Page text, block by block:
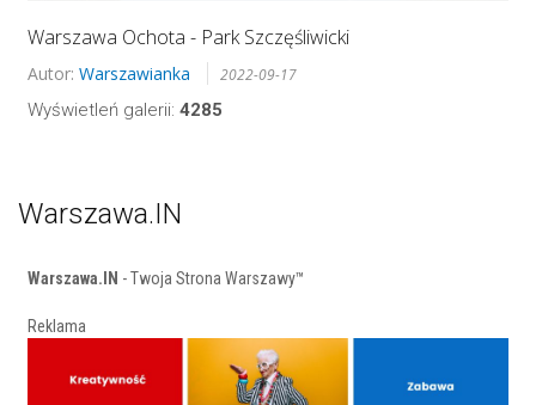
Warszawa Ochota - Park Szczęśliwicki
Autor: Warszawianka 2022-09-17
Wyświetleń galerii: 4285
Warszawa.IN
Warszawa.IN - Twoja Strona Warszawy™
Reklama